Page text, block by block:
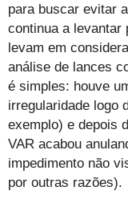
para buscar evitar
continua a levantar
levam em
análise de lances
é simples: houve
irregularidade logo
exemplo) e depois
VAR acabou
impedimento não
por outras razões).